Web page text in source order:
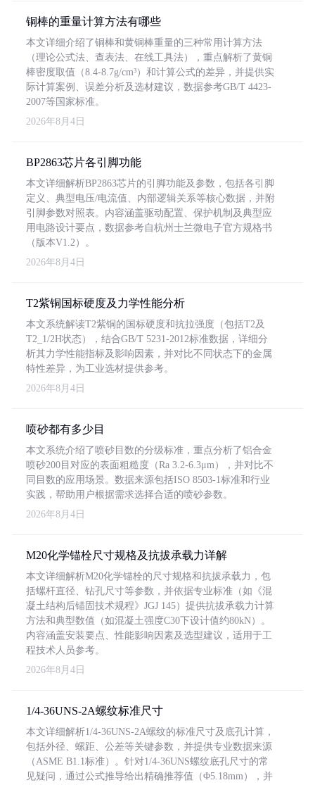
铜棒的重量计算方法有哪些
本文详细介绍了铜棒和黄铜棒重量的三种常用计算方法
（理论公式法、查表法、在线工具法），重点解析了黄铜
棒密度取值（8.4-8.7g/cm³）和计算公式的差异，并提供实
际计算案例、误差分析及选材建议，数据参考GB/T 4423-
2007等国家标准。
2026年8月4日
BP2863芯片各引脚功能
本文详细解析BP2863芯片的引脚功能及参数，包括各引脚
定义、典型电压/电流值、内部逻辑关系等核心数据，并附
引脚参数对照表。内容涵盖驱动配置、保护机制及典型应
用电路设计要点，数据参考自杭州士兰微电子官方规格书
（版本V1.2）。
2026年8月4日
T2紫铜国标硬度及力学性能分析
本文系统解读T2紫铜的国标硬度和抗拉强度（包括T2及
T2_1/2H状态），结合GB/T 5231-2012标准数据，详细分
析其力学性能指标及影响因素，并对比不同状态下的金属
特性差异，为工业选材提供参考。
2026年8月4日
喷砂都有多少目
本文系统介绍了喷砂目数的分级标准，重点分析了铝合金
喷砂200目对应的表面粗糙度（Ra 3.2-6.3μm），并对比不
同目数的应用场景。数据来源包括ISO 8503-1标准和行业
实践，帮助用户根据需求选择合适的喷砂参数。
2026年8月4日
M20化学锚栓尺寸规格及抗拔承载力详解
本文详细解析M20化学锚栓的尺寸规格和抗拔承载力，包
括螺杆直径、钻孔尺寸等参数，并依据专业标准（如《混
凝土结构后锚固技术规程》JGJ 145）提供抗拔承载力计算
方法和典型数值（如混凝土强度C30下设计值约80kN）。
内容涵盖安装要点、性能影响因素及选型建议，适用于工
程技术人员参考。
2026年8月4日
1/4-36UNS-2A螺纹标准尺寸
本文详细解析1/4-36UNS-2A螺纹的标准尺寸及底孔计算，
包括外径、螺距、公差等关键参数，并提供专业数据来源
（ASME B1.1标准）。针对1/4-36UNS螺纹底孔尺寸的常
见疑问，通过公式推导给出精确推荐值（Φ5.18mm），并